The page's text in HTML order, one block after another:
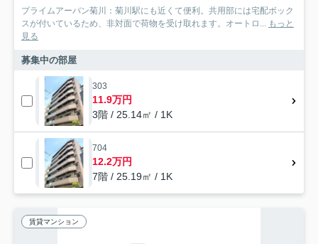
プライムアーバン菊川：菊川駅にも近くて便利。共用部には宅配ボック
スが付いているため、非対面で荷物を受け取れます。オートロ... もっと
見る
募集中の部屋
303
11.9万円
3階 / 25.14㎡ / 1K
704
12.2万円
7階 / 25.19㎡ / 1K
賃貸マンション